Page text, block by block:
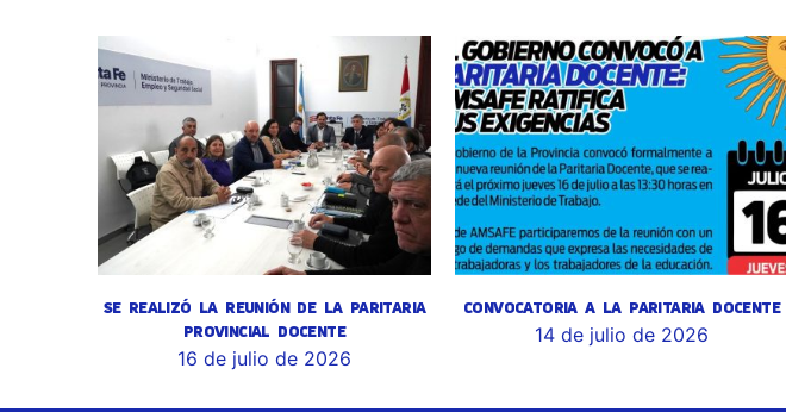
SE REALIZÓ LA REUNIÓN DE LA PARITARIA
PROVINCIAL DOCENTE
16 de julio de 2026
CONVOCATORIA A LA PARITARIA DOCENTE
14 de julio de 2026